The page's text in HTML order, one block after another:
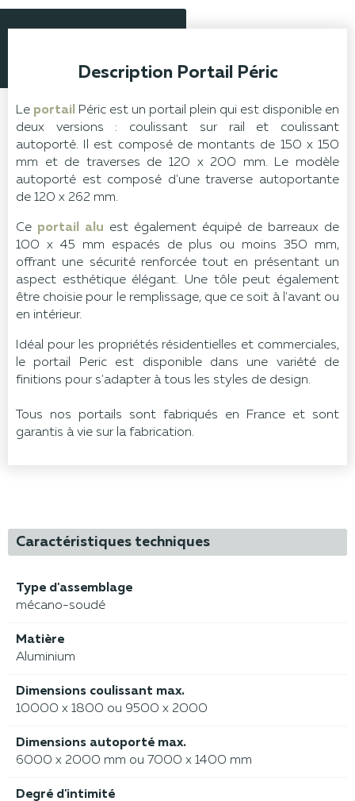
Description Portail Péric
Le portail
Péric est un portail plein qui est disponible en
deux versions : coulissant sur rail et coulissant
autoporté. Il est composé de montants de 150 x 150
mm et de traverses de 120 x 200 mm. Le modèle
autoporté est composé d'une traverse autoportante
de 120 x 262 mm.
Ce portail alu est également équipé de barreaux de
100 x 45 mm espacés de plus ou moins 350 mm,
offrant une sécurité renforcée tout en présentant un
aspect esthétique élégant. Une tôle peut également
être choisie pour le remplissage, que ce soit à l'avant ou
en intérieur.
Idéal pour les propriétés résidentielles et commerciales,
le portail Peric est disponible dans une variété de
finitions pour s'adapter à tous les styles de design.
Tous nos portails sont fabriqués en France et sont
garantis à vie sur la fabrication.
Caractéristiques techniques
Type d'assemblage
mécano-soudé
Matière
Aluminium
Dimensions coulissant max.
10000 x 1800 ou 9500 x 2000
Dimensions autoporté max.
6000 x 2000 mm ou 7000 x 1400 mm
Degré d'intimité